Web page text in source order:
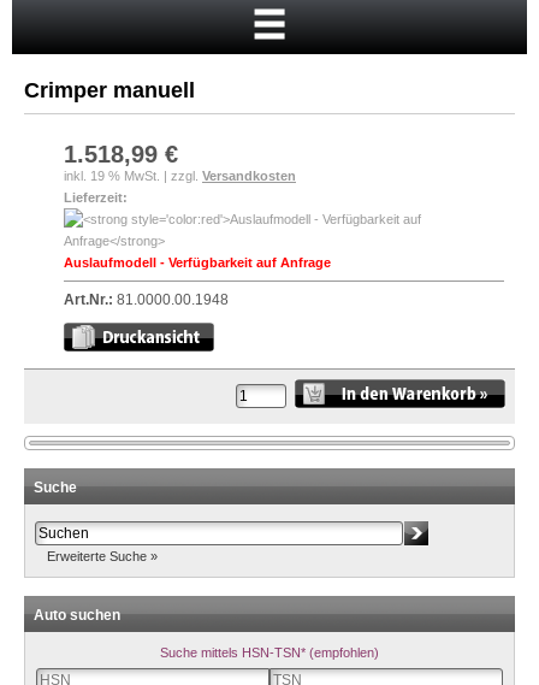
Mein Konto
Neukunde?
Kasse
Anmelden
Crimper manuell
1.518,99 €
inkl. 19 % MwSt. | zzgl. Versandkosten
Lieferzeit:
Auslaufmodell - Verfügbarkeit auf Anfrage
Art.Nr.: 81.0000.00.1948
Suche
Erweiterte Suche »
Auto suchen
Suche mittels HSN-TSN* (empfohlen)